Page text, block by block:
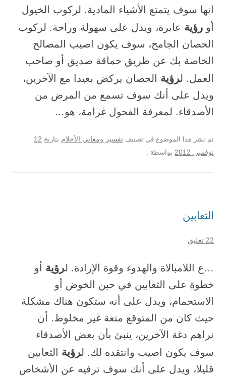
انها سوف يتمتع الأشياء المادية. لركوب الخيول
أو رؤية عابرة، ويدل على سهولة وراحة. لركوب
الحصان الجامح، سوف يكون اصيب المصالح
الخاصة بك عن طريق حماقة صديق أو صاحب
العمل. لرؤية الحصان يركض بعيدا مع الآخرين،
ويدل على أنك سوف تسمع من المرض من
الأصدقاء. لمعرفة الفحول غرامة، هو…
تم نشر هذا الموضوع في تصنيف تفسير ومعاني الأحلام بتاريخ 12
نوفمبر, 2012
بواسطة .
الثعابين
22 تعليق
…ع اللامبالاة والهدوء وقوة الإرادة. لرؤية أو
خطوة على الثعابين في حين الخوض أو
الاستحمام، ويدل على أنه ستكون هناك مشكلة
حيث كان من المتوقع متعة غير مخلوط. أن
نراهم دغة الآخرين، ينبئ بأن بعض الأصدقاء
سوف يكون اصيب وانتقده لك. لرؤية الثعابين
قليلا، ويدل على أنك سوف ترفيه عن الأشخاص